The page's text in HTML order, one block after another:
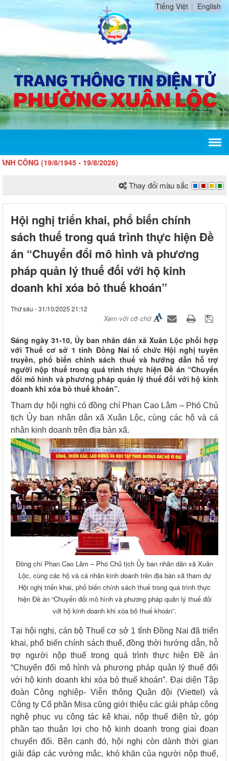
Tiếng Việt English
(19/8/1945 - 19/8/2026)
Thay đổi màu sắc
Hội nghị triển khai, phổ biến chính
sách thuế trong quá trình thực hiện Đề
án “Chuyển đổi mô hình và phương
pháp quản lý thuế đối với hộ kinh
doanh khi xóa bỏ thuế khoán”
Thứ sáu - 31/10/2025 21:12
Xem với cỡ chữ
Sáng ngày 31-10, Ủy ban nhân dân xã Xuân Lộc phối hợp
với Thuế cơ sở 1 tỉnh Đồng Nai tổ chức Hội nghị tuyên
truyền, phổ biến chính sách thuế và hướng dẫn hỗ trợ
người nộp thuế trong quá trình thực hiện Đề án “Chuyển
đổi mô hình và phương pháp quản lý thuế đối với hộ kinh
doanh khi xóa bỏ thuế khoán”.
Tham dự hội nghị có đồng chí Phan Cao Lâm – Phó Chủ
tịch Ủy ban nhân dân xã Xuân Lộc, cùng các hộ và cá
nhân kinh doanh trên địa bàn xã.
Đồng chí Phan Cao Lâm – Phó Chủ tịch Ủy ban nhân dân xã Xuân
Lộc, cùng các hộ và cá nhân kinh doanh trên địa bàn xã tham dự
Hội nghị triển khai, phổ biến chính sách thuế trong quá trình thực
hiện Đề án “Chuyển đổi mô hình và phương pháp quản lý thuế đối
với hộ kinh doanh khi xóa bỏ thuế khoán”.
Tại hội nghị, cán bộ Thuế cơ sở 1 tỉnh Đồng Nai đã triển
khai, phổ biến chính sách thuế, đồng thời hướng dẫn, hỗ
trợ người nộp thuế trong quá trình thực hiện Đề án
“Chuyển đổi mô hình và phương pháp quản lý thuế đối
với hộ kinh doanh khi xóa bỏ thuế khoán”. Đại diện Tập
đoàn Công nghiệp- Viễn thông Quân đội (Viettel) và
Công ty Cổ phần Misa cũng giới thiệu các giải pháp công
nghệ phục vụ công tác kê khai, nộp thuế điện tử, góp
phần tạo thuận lợi cho hộ kinh doanh trong giai đoạn
chuyển đổi. Bên cạnh đó, hội nghị còn dành thời gian
giải đáp các vướng mắc, khó khăn của người nộp thuế,